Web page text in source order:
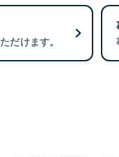
だけます。